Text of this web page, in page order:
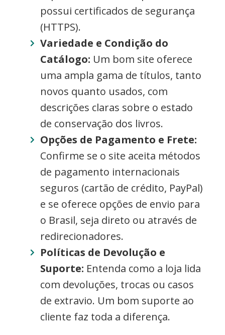
possui certificados de segurança
(HTTPS).
Variedade e Condição do
Catálogo: Um bom site oferece
uma ampla gama de títulos, tanto
novos quanto usados, com
descrições claras sobre o estado
de conservação dos livros.
Opções de Pagamento e Frete:
Confirme se o site aceita métodos
de pagamento internacionais
seguros (cartão de crédito, PayPal)
e se oferece opções de envio para
o Brasil, seja direto ou através de
redirecionadores.
Políticas de Devolução e
Suporte: Entenda como a loja lida
com devoluções, trocas ou casos
de extravio. Um bom suporte ao
cliente faz toda a diferença.